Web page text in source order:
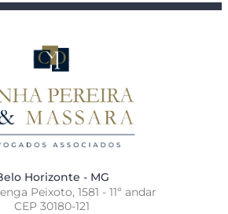
Horizonte - MG
Peixoto, 1581 - 11º andar
CEP 30180-121